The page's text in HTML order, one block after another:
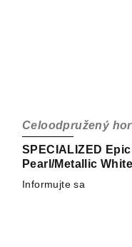
SPECIALIZED
Pearl/Metallic
Celoodpružený
Informujte sa